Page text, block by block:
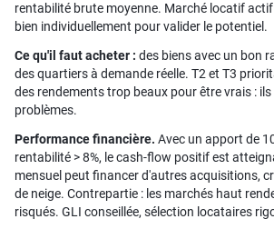
rentabilité brute moyenne. Marché locatif
bien individuellement pour valider le potentiel.
Ce qu'il faut acheter : des biens avec un bon
des quartiers à demande réelle. T2 et T3
des rendements trop beaux pour être vrais :
problèmes.
Performance financière. Avec un apport de
rentabilité > 8%, le cash-flow positif est
mensuel peut financer d'autres acquisitions,
de neige. Contrepartie : les marchés haut
risqués. GLI conseillée, sélection locataires